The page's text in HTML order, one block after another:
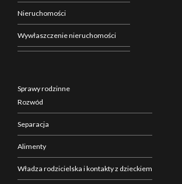
Nieruchomości
Wywłaszczenie nieruchomości
Sprawy rodzinne
Rozwód
Separacja
Alimenty
Władza rodzicielska i kontakty z dzieckiem